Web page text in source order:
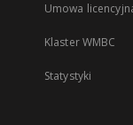
Umowa
Klaster WMBC
Statystyki